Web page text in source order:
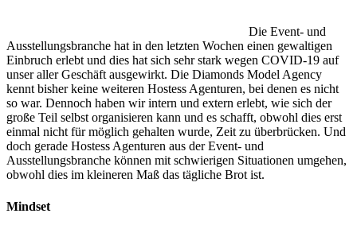
Die Event- und
Ausstellungsbranche hat in den letzten Wochen einen gewaltigen
Einbruch erlebt und dies hat sich sehr stark wegen COVID-19 auf
unser aller Geschäft ausgewirkt. Die Diamonds Model Agency
kennt bisher keine weiteren Hostess Agenturen, bei denen es nicht
so war. Dennoch haben wir intern und extern erlebt, wie sich der
große Teil selbst organisieren kann und es schafft, obwohl dies erst
einmal nicht für möglich gehalten wurde, Zeit zu überbrücken. Und
doch gerade Hostess Agenturen aus der Event- und
Ausstellungsbranche können mit schwierigen Situationen umgehen,
obwohl dies im kleineren Maß das tägliche Brot ist.
Mindset